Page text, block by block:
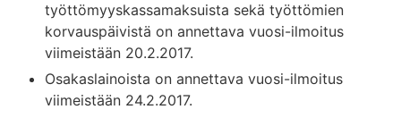
työttömyyskassamaksuista sekä työttömien
korvauspäivistä on annettava vuosi-ilmoitus
viimeistään 20.2.2017.
Osakaslainoista on annettava vuosi-ilmoitus
viimeistään 24.2.2017.